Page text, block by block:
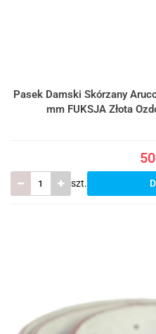
Pasek Damski Skórzany
mm FUKSJA Złota
szt.